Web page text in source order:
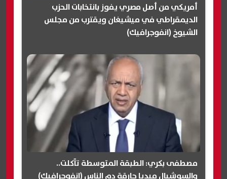
أمريكي من أصل مصري يفوز بانتخابات الحزب
الديمقراطي في ميشيغان ويقترب من مجلس
الشيوخ (انفوجرافيك)
مصطفى بكري: الطبقة المتوسطة تآكلت..
والسوشيال ميديا حارقة دم الناس (انفوجرافيك)